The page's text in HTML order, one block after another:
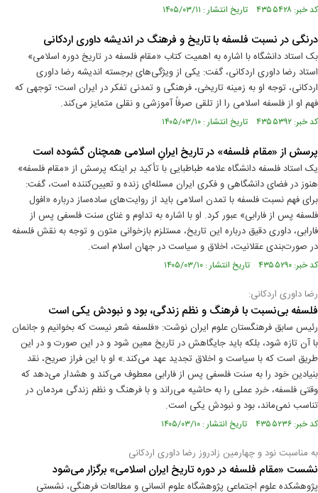
کد خبر: ۴۳۵۵۴۲۸ تاریخ انتشار : ۱۴۰۵/۰۳/۱۱
درنگی در نسبت فلسفه با تاریخ و فرهنگ در اندیشه داوری اردکانی
بک استاد دانشگاه با اشاره به اهمیت کتاب «مقام فلسفه در تاریخ دوره اسلامی»
استاد رضا داوری اردکانی، گفت: یکی از ویژگی‌های برجسته اندیشه رضا داوری
اردکانی، توجه او به زمینه تاریخی، فرهنگی و تمدنی تفکر در ایران است؛ توجهی که
فهم او از فلسفه اسلامی را از تلقی صرفاً آموزشی و نقلی متمایز می‌کند.
کد خبر: ۴۳۵۵۳۹۲ تاریخ انتشار : ۱۴۰۵/۰۳/۱۰
پرسش از «مقام فلسفه» در تاریخ ایرانِ اسلامی همچنان گشوده است
یک استاد فلسفه دانشگاه علامه طباطبایی با تأکید بر اینکه پرسش از «مقام فلسفه»
هنوز در فضای دانشگاهی و فکری ایران مسئله‌ای زنده و تعیین‌کننده است، گفت:
برای فهم نسبت فلسفه با تمدن اسلامی باید از روایت‌های ساده‌ساز درباره «افول
فلسفه پس از فارابی» عبور کرد. او با اشاره به تداوم و غنای سنت فلسفی پس از
فارابی، داوری دقیق درباره این تاریخ، مستلزم بازخوانی متون و توجه به نقش فلسفه
در صورت‌بندی عقلانیت، اخلاق و سیاست در جهان اسلام است.
کد خبر: ۴۳۵۵۲۹۰ تاریخ انتشار : ۱۴۰۵/۰۳/۱۰
رضا داوری اردکانی:
فلسفه بی‌نسبت با فرهنگ و نظم زندگی، بود و نبودش یکی است
رئیس سابق فرهنگستان علوم ایران نوشت: «فلسفه شعر نیست که بخوانیم و جانمان
با آن تازه شود، بلکه باید جایگاهش در تاریخ معین شود و در این صورت و در این
طریق است که با سیاست و اخلاق تجدید عهد می‌کند.» او با این فراز صریح، نقد
بنیادین خود را به سنت فلسفی پس از فارابی معطوف می‌کند و هشدار می‌دهد که
وقتی فلسفه، خردِ عملی را به حاشیه می‌راند و با فرهنگ و نظم زندگی مردمان در
تناسب نمی‌ماند، بود و نبودش یکی است.
کد خبر: ۴۳۵۵۲۳۶ تاریخ انتشار : ۱۴۰۵/۰۳/۱۰
به مناسبت نود و چهارمین زادروز رضا داوری اردکانی
نشست «مقام فلسفه در دوره تاریخ ایران اسلامی» برگزار می‌شود
پژوهشکده علوم اجتماعی پژوهشگاه علوم انسانی و مطالعات فرهنگی، نشستی